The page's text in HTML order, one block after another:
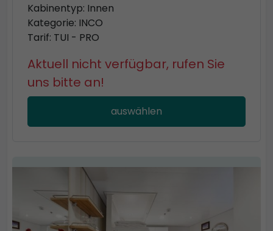
Kabinentyp: Innen
Kategorie: INCO
Tarif: TUI - PRO
Aktuell nicht verfügbar, rufen Sie
uns bitte an!
auswählen